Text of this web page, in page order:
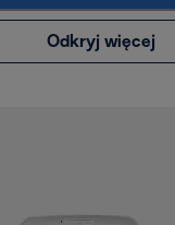
Odkryj więcej